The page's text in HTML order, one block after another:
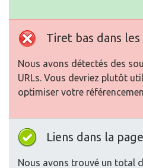
Tiret bas dans les
Nous avons détectés des
URLs. Vous devriez plutôt
optimiser votre
Liens dans la page
Nous avons trouvé un total